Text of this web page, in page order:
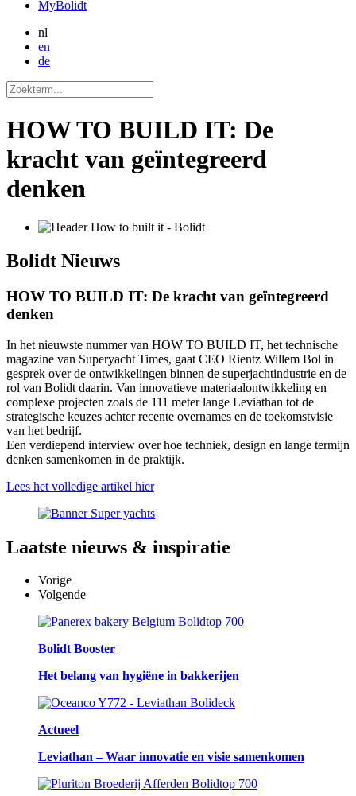
MyBolidt
nl
en
de
HOW TO BUILD IT: De
kracht van geïntegreerd
denken
Bolidt Nieuws
HOW TO BUILD IT: De kracht van geïntegreerd
denken
In het nieuwste nummer van HOW TO BUILD IT, het technische
magazine van Superyacht Times, gaat CEO Rientz Willem Bol in
gesprek over de ontwikkelingen binnen de superjachtindustrie en de
rol van Bolidt daarin. Van innovatieve materiaalontwikkeling en
complexe projecten zoals de 111 meter lange Leviathan tot de
strategische keuzes achter recente overnames en de toekomstvisie
van het bedrijf.
Een verdiepend interview over hoe techniek, design en lange termijn
denken samenkomen in de praktijk.
Lees het volledige artikel hier
Laatste nieuws & inspiratie
Vorige
Volgende
Bolidt Booster
Het belang van hygiëne in bakkerijen
Actueel
Leviathan – Waar innovatie en visie samenkomen